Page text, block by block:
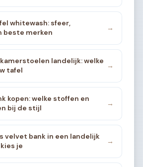
whitewash: sfeer,
beste merken
→
landelijk: welke
tafel
→
kopen: welke stoffen en
bij de stijl
→
velvet bank in een landelijk
je
→